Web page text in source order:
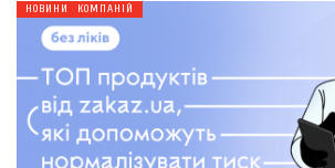
НОВИНИ КОМПАНІЙ